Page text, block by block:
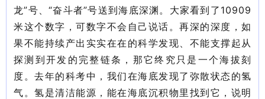
龙”号、“奋斗者”号送到海底深渊。大家看到了10909
米这个数字，可数字不会自己说话。再深的深度，如
果不能持续产出实实在在的科学发现、不能支撑起从
探测到开发的完整链条，那它终究只是一个海拔刻
度。去年的科考中，我们在海底发现了弥散状态的氢
气。氢是清洁能源，能在海底沉积物里找到它，说明